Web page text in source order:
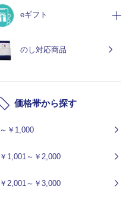
eギフト
のし対応商品
価格帯から探す
～￥1,000
￥1,001～￥2,000
￥2,001～￥3,000